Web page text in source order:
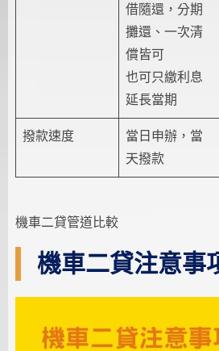
借隨還，分期
攤還、一次清
償皆可
也可只繳利息
延長當期
撥款速度
當日申辦，當
天撥款
機車二貸管道比較
機車二貸注意事